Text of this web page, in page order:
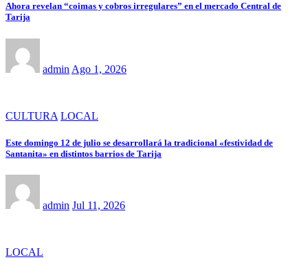
Ahora revelan “coimas y cobros irregulares” en el mercado Central de
Tarija
admin Ago 1, 2026
CULTURA LOCAL
Este domingo 12 de julio se desarrollará la tradicional «festividad de
Santanita» en distintos barrios de Tarija
admin Jul 11, 2026
LOCAL